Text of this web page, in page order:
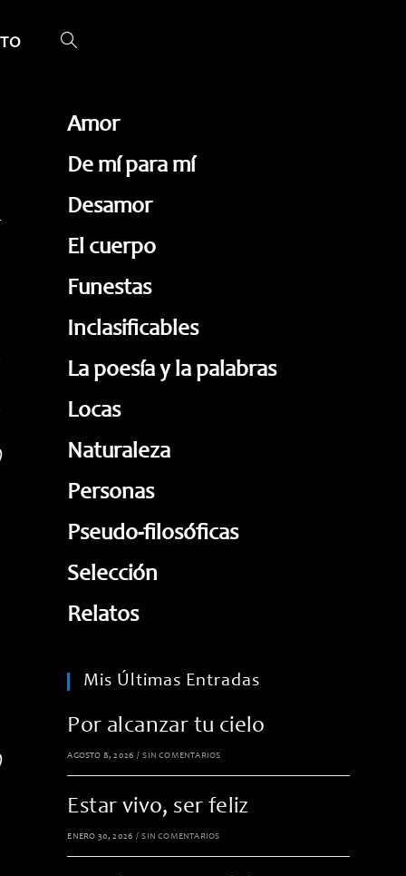
ALTERNAR
WEB
Amor
De mí para mí
Desamor
El cuerpo
Funestas
Inclasificables
La poesía y la palabras
Locas
Naturaleza
Personas
Pseudo-filosóficas
Selección
Relatos
Mis Últimas Entradas
Por alcanzar tu cielo
AGOSTO 8, 2026 / SIN COMENTARIOS
Estar vivo, ser feliz
ENERO 30, 2026 / SIN COMENTARIOS